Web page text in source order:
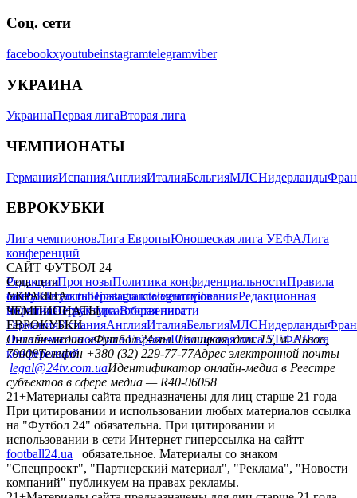
Соц. сети
facebookxyoutubeinstagramtelegramviber
УКРАИНА
УкраинаПервая лигаВторая лига
ЧЕМПИОНАТЫ
ГерманияИспанияАнглияИталияБельгияМЛСНидерланды
ЕВРОКУБКИ
Лига чемпионовЛига ЕвропыЮношеская лига УЕФАЛига
конференций
САЙТ ФУТБОЛ 24
РедакцияПрогнозыПолитика конфиденциальностиПравила
сайтуКонтактыПравила комментированияРедакционная
политикаСтруктура собственности
Соц. сети
facebookxyoutubeinstagramtelegramviber
УКРАИНА
УкраинаПервая лигаВторая лига
ЧЕМПИОНАТЫ
ГерманияИспанияАнглияИталияБельгияМЛСНидерланды
ЕВРОКУБКИ
Лига чемпионовЛига ЕвропыЮношеская лига УЕФАЛига
конференций
Онлайн-медиа «Футбол 24»пл. Галицкая, дом. 15, м. Львов,
79008Телефон +380 (32) 229-77-77Адрес электронной почты
legal@24tv.com.uaИдентификатор онлайн-медиа в Реестре
субъектов в сфере медиа — R40-06058
21+Материалы сайта предназначены для лиц старше 21 года
При цитировании и использовании любых материалов ссылка
на "Футбол 24" обязательна. При цитировании и
использовании в сети Интернет гиперссылка на сайтт
football24.ua
обязательное. Материалы со знаком
"Спецпроект", "Партнерский материал", "Реклама", "Новости
компаний" публикуем на правах рекламы.